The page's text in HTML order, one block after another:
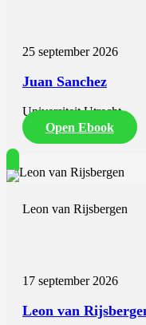
25 september 2026
Juan Sanchez
Universiteit Utrecht
Open Ebook
Leon van Rijsbergen
17 september 2026
Leon van